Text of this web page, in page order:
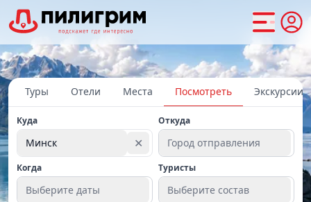
Туры Отели Места Посмотреть Экскурсии
Куда
Минск ✕
Откуда
Город отправления
Когда
Выберите даты
Туристы
Выберите состав